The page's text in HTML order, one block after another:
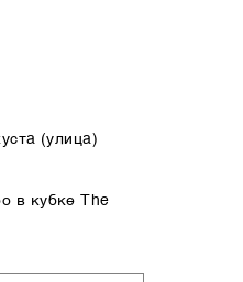
(улица)
в кубке The